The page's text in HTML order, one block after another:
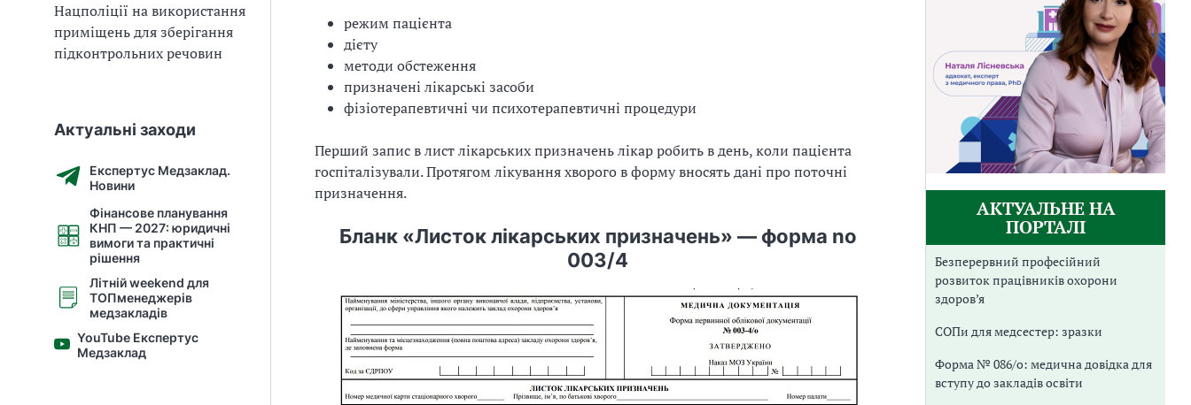
Нацполіції на використання
приміщень для зберігання
підконтрольних речовин
Актуальні заходи
Експертус Медзаклад.
Новини
Фінансове планування
КНП — 2027: юридичні
вимоги та практичні
рішення
Літній weekend для
ТОПменеджерів
медзакладів
YouTube Експертус
Медзаклад
режим пацієнта
дієту
методи обстеження
призначені лікарські засоби
фізіотерапевтичні чи психотерапевтичні процедури
Перший запис в лист лікарських призначень лікар робить в день, коли пацієнта
госпіталізували. Протягом лікування хворого в форму вносять дані про поточні
призначення.
Бланк «Листок лікарських призначень» — форма no
003/4
АКТУАЛЬНЕ НА
ПОРТАЛІ
Безперервний професійний
розвиток працівників охорони
здоров’я
СОПи для медсестер: зразки
Форма № 086/о: медична довідка для
вступу до закладів освіти